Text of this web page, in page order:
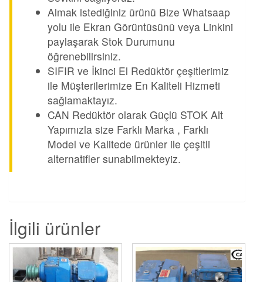
Almak istediğiniz ürünü Bize Whatsaap
yolu ile Ekran Görüntüsünü veya Linkini
paylaşarak Stok Durumunu
öğrenebilirsiniz.
SIFIR ve İkinci El Redüktör çeşitlerimiz
ile Müşterilerimize En Kaliteli Hizmeti
sağlamaktayız.
CAN Redüktör olarak Güçlü STOK Alt
Yapımızla size Farklı Marka , Farklı
Model ve Kalitede ürünler ile çeşitli
alternatifler sunabilmekteyiz.
İlgili ürünler